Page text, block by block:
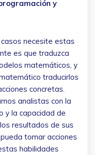
y
necesite estas
es que traduzca
matemáticos, y
traducirlos
concretas.
analistas con la
y la capacidad de
resultados de sus
tomar acciones
habilidades